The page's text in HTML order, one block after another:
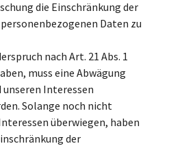
die Einschränkung der
Daten zu
nach Art. 21 Abs. 1
muss eine Abwägung
unseren Interessen
Solange noch nicht
überwiegen, haben
der